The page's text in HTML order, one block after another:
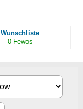
Wunschliste
0 Fewos